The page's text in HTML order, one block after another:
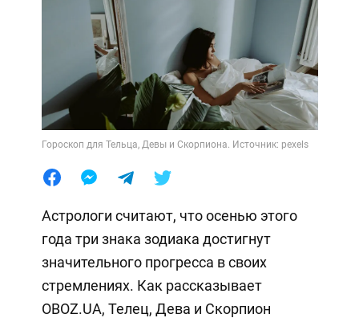
Гороскоп для Тельца, Девы и Скорпиона. Источник: pexels
Астрологи считают, что осенью этого
года три знака зодиака достигнут
значительного прогресса в своих
стремлениях. Как рассказывает
OBOZ.UA, Телец, Дева и Скорпион